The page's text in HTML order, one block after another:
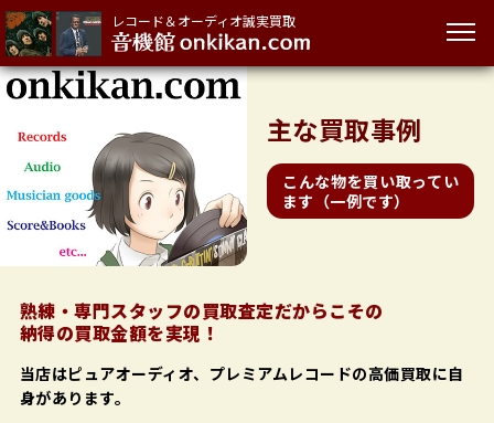
レコード＆オーディオ誠実買取
主な買取事例
こんな物を買い取ってい
ます（一例です）
熟練・専門スタッフの買取査定だからこその
納得の買取金額を実現！
当店はピュアオーディオ、プレミアムレコードの高価買取に自
身があります。